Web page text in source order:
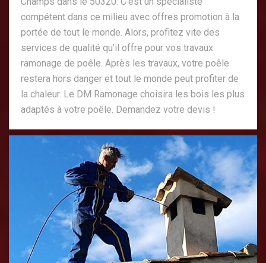
compétent dans ce milieu avec offres promotion à la
portée de tout le monde. Alors, profitez vite des
services de qualité qu’il offre pour vos travaux
ramonage de poêle. Après les travaux, votre poêle
restera hors danger et tout le monde peut profiter de
la chaleur. Le DM Ramonage choisira les bois les plus
adaptés à votre poêle. Demandez votre devis !